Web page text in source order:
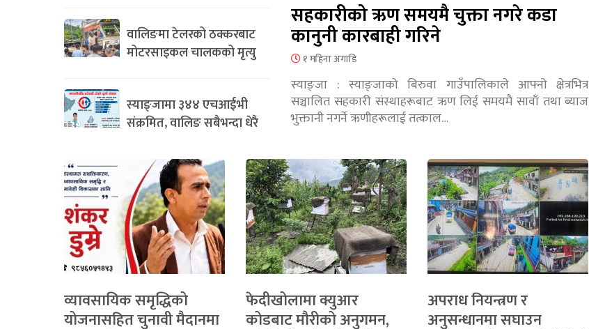
वालिङमा टेलरको ठक्करबाट
मोटरसाइकल चालकको मृत्यु
स्याङ्जामा ३४४ एचआईभी
संक्रमित, वालिङ सबैभन्दा धेरै
सहकारीको ऋण समयमै चुक्ता नगरे कडा
कानुनी कारबाही गरिने
१ महिना अगाडि
स्याङ्जा : स्याङ्जाको बिरुवा गाउँपालिकाले आफ्नो क्षेत्रभित्र
सञ्चालित सहकारी संस्थाहरूबाट ऋण लिई समयमै सावाँ तथा ब्याज
भुक्तानी नगर्ने ऋणीहरूलाई तत्काल…
व्यावसायिक समृद्धिको
योजनासहित चुनावी मैदानमा
फेदीखोलामा क्युआर
कोडबाट मौरीको अनुगमन,
अपराध नियन्त्रण र
अनुसन्धानमा सघाउन